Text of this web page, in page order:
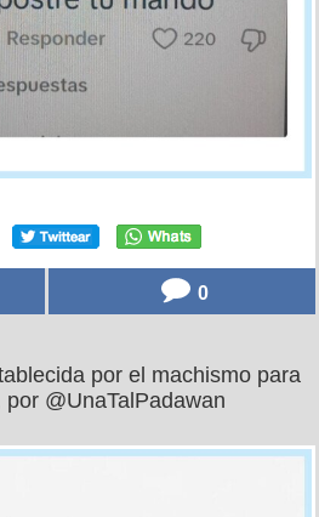
0
por el machismo para
@UnaTalPadawan